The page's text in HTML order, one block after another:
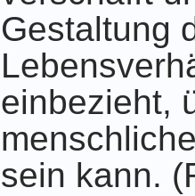
Gestaltung
einbezieht,
sein kann.